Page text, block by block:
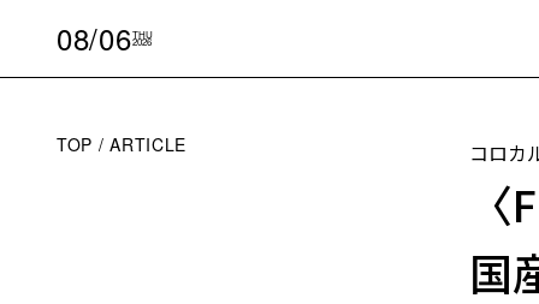
08/06THU
2026
TOP ARTICLE コロカ
国